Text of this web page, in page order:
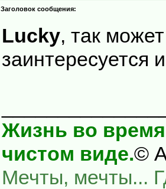
Заголовок сообщения:
Lucky, так
заинтересуется
Жизнь во время
чистом виде.©
Мечты, мечты...